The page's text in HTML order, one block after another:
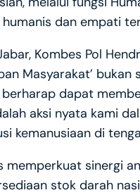
dan empati
Kombes Pol
Masyarakat’
dapat
aksi nyata kami
kemanusiaan di
memperkuat sinergi
stok darah